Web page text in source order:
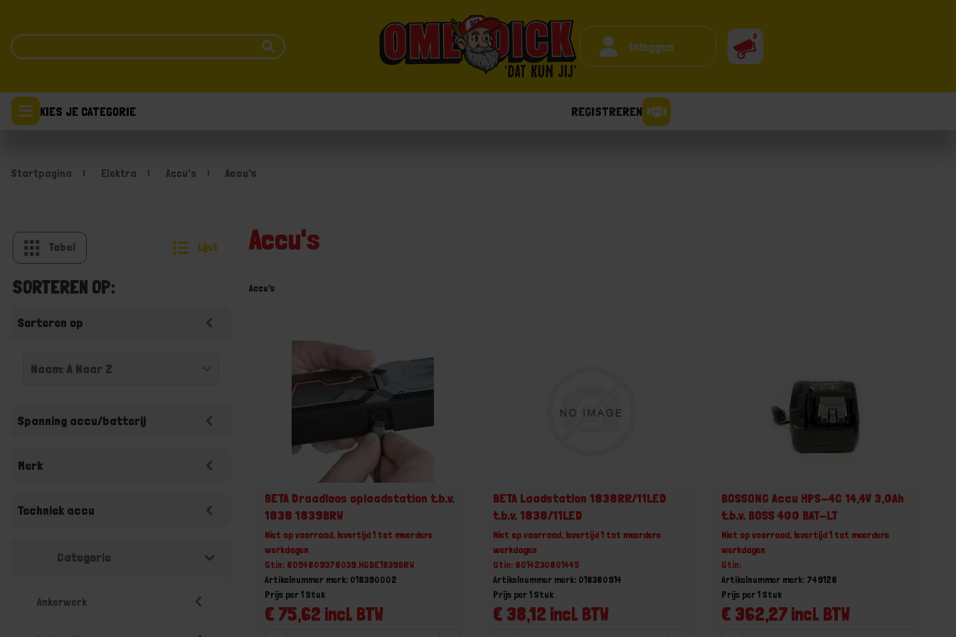
Inloggen
0
KIES JE CATEGORIE REGISTREREN
Startpagina Elektra Accu's Accu's
Tabel Lijst
SORTEREN OP:
Sorteren op
Spanning accu/batterij
Merk
Techniek accu
Categorie
Ankerwerk
Accu's
Accu's
BETA Draadloos oplaadstation t.b.v.
1838 1839BRW
Niet op voorraad, levertijd 1 tot meerdere
werkdagen
Gtin: 8054809378039,HGBE1839BRW
Artikelnummer merk: 018390002
€ 75,62 incl. BTW
Prijs per 1 Stuk
BETA Laadstation 1838RR/11LED
t.b.v. 1838/11LED
Niet op voorraad, levertijd 1 tot meerdere
werkdagen
Gtin: 8014230801445
Artikelnummer merk: 018380914
€ 38,12 incl. BTW
Prijs per 1 Stuk
BOSSONG Accu HPS-4C 14,4V 3,0Ah
t.b.v. BOSS 400 BAT-LT
Niet op voorraad, levertijd 1 tot meerdere
werkdagen
Gtin:
Artikelnummer merk: 749128
€ 362,27 incl. BTW
Prijs per 1 Stuk